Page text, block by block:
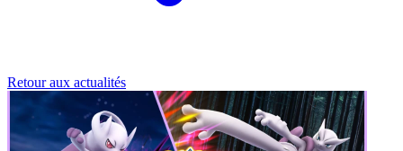
Retour aux actualités